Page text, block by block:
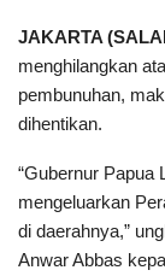
JAKARTA
menghilangkan
pembunuhan,
dihentikan.
“Gubernur Papua
mengeluarkan
di daerahnya,”
Anwar Abbas